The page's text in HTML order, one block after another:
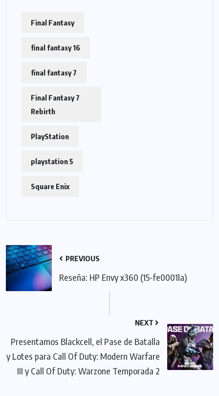
Final Fantasy
final fantasy 16
final fantasy 7
Final Fantasy 7
Rebirth
PlayStation
playstation 5
Square Enix
PREVIOUS
Reseña: HP Envy x360 (15-fe0001la)
NEXT
Presentamos Blackcell, el Pase de Batalla
y Lotes para Call Of Duty: Modern Warfare
III y Call Of Duty: Warzone Temporada 2